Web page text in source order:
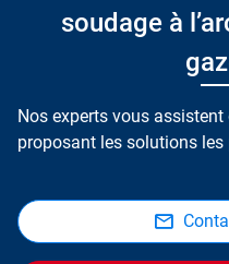
soudage à
Nos experts vous
proposant les solutions